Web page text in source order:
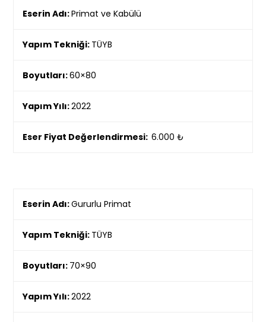
Eserin Adı:Primat ve Kabülü
Yapım Tekniği: TÜYB
Boyutları:60×80
Yapım Yılı:2022
Eser Fiyat Değerlendirmesi: 6.000 ₺
Eserin Adı:Gururlu Primat
Yapım Tekniği: TÜYB
Boyutları: 70×90
Yapım Yılı:2022